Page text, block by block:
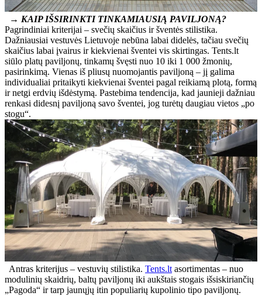
→ KAIP IŠSIRINKTI TINKAMIAUSIĄ PAVILJONĄ?
Pagrindiniai kriterijai – svečių skaičius ir šventės stilistika.
Dažniausiai vestuvės Lietuvoje nebūna labai didelės, tačiau svečių
skaičius labai įvairus ir kiekvienai šventei vis skirtingas. Tents.lt
siūlo platų paviljonų, tinkamų švęsti nuo 10 iki 1 000 žmonių,
pasirinkimą. Vienas iš pliusų nuomojantis paviljoną – jį galima
individualiai pritaikyti kiekvienai šventei pagal reikiamą plotą, formą
ir netgi erdvių išdėstymą. Pastebima tendencija, kad jaunieji dažniau
renkasi didesnį paviljoną savo šventei, jog turėtų daugiau vietos „po
stogu“.
Antras kriterijus – vestuvių stilistika. Tents.lt asortimentas – nuo
modulinių skaidrių, baltų paviljonų iki aukštais stogais išsiskiriančių
„Pagoda“ ir tarp jaunųjų itin populiarių kupolinio tipo paviljonų.